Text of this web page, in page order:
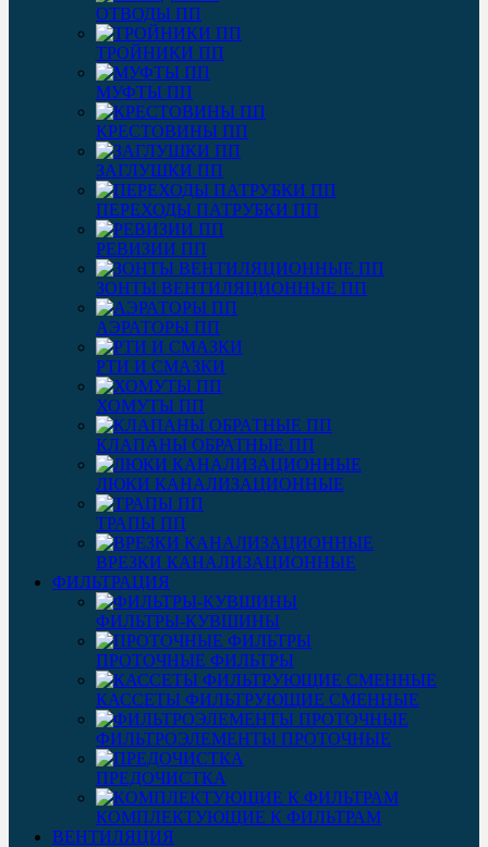
ОТВОДЫ ПП
ТРОЙНИКИ ПП
МУФТЫ ПП
КРЕСТОВИНЫ ПП
ЗАГЛУШКИ ПП
ПЕРЕХОДЫ ПАТРУБКИ ПП
РЕВИЗИИ ПП
ЗОНТЫ ВЕНТИЛЯЦИОННЫЕ ПП
АЭРАТОРЫ ПП
РТИ И СМАЗКИ
ХОМУТЫ ПП
КЛАПАНЫ ОБРАТНЫЕ ПП
ЛЮКИ КАНАЛИЗАЦИОННЫЕ
ТРАПЫ ПП
ВРЕЗКИ КАНАЛИЗАЦИОННЫЕ
ФИЛЬТРАЦИЯ
ФИЛЬТРЫ-КУВШИНЫ
ПРОТОЧНЫЕ ФИЛЬТРЫ
КАССЕТЫ ФИЛЬТРУЮЩИЕ СМЕННЫЕ
ФИЛЬТРОЭЛЕМЕНТЫ ПРОТОЧНЫЕ
ПРЕДОЧИСТКА
КОМПЛЕКТУЮЩИЕ К ФИЛЬТРАМ
ВЕНТИЛЯЦИЯ